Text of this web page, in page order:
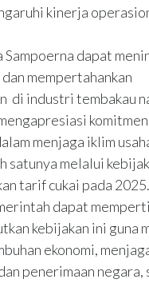
kinerja
Sampoerna dapat
mempertahankan
di industri tembakau
komitmen
menjaga iklim
satunya melalui
tarif cukai pada
dapat
kebijakan ini guna
ekonomi,
penerimaan negara,